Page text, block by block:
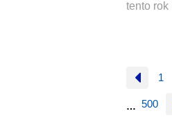
tento rok
1
… 500